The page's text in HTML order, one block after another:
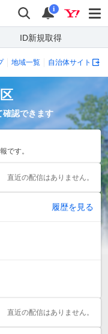
検索 通知
i
ID新規取得
地域一覧 自治体サイト
確認できます
です。
直近の配信はありません。
履歴を見る
直近の配信はありません。